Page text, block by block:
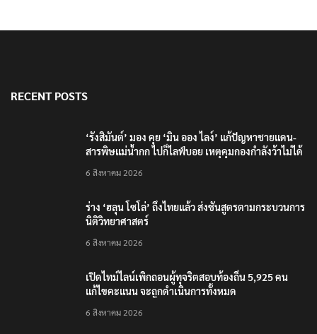
RECENT POSTS
‘รังสิมันต์’ มอง คุย ‘มิน ออง ไลง์’ แก้ปัญหาชายแดน-
สารพิษแม่น้ำกก ไปก็ไลฟ์บอย เหตุคุมกองกำลังว้าไม่ได้
6 สิงหาคม 2026
ร่าง ‘ฮลุน โซโล่’ ถึงไทยแล้ว ส่งชันสูตรตามกระบวนการ
นิติวิทยาศาสตร์
6 สิงหาคม 2026
เปิดไทม์ไลน์เพิกถอนผู้ทุจริตสอบท้องถิ่น 5,925 คน
แก้ไขคะแนน จะถูกดำเนินการทั้งหมด
6 สิงหาคม 2026